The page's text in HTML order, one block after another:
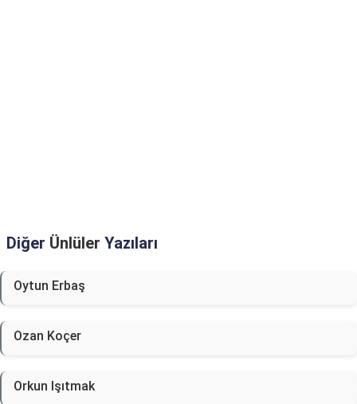
Diğer Ünlüler Yazıları
Oytun Erbaş
Ozan Koçer
Orkun Işıtmak